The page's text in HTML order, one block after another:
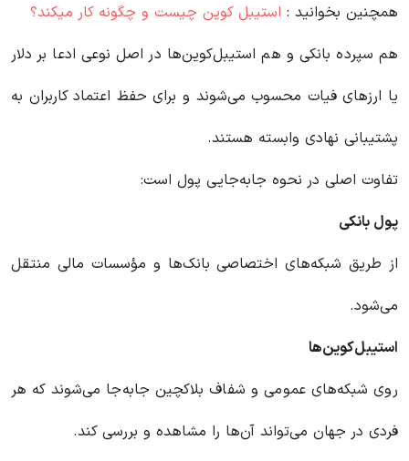
همچنین بخوانید : استیبل کوین چیست و چگونه کار میکند؟
هم سپرده بانکی و هم استیبل‌کوین‌ها در اصل نوعی ادعا بر دلار
یا ارزهای فیات محسوب می‌شوند و برای حفظ اعتماد کاربران به
پشتیبانی نهادی وابسته هستند.
تفاوت اصلی در نحوه جابه‌جایی پول است:
پول بانکی
از طریق شبکه‌های اختصاصی بانک‌ها و مؤسسات مالی منتقل
می‌شود.
استیبل‌کوین‌ها
روی شبکه‌های عمومی و شفاف بلاکچین جابه‌جا می‌شوند که هر
فردی در جهان می‌تواند آن‌ها را مشاهده و بررسی کند.